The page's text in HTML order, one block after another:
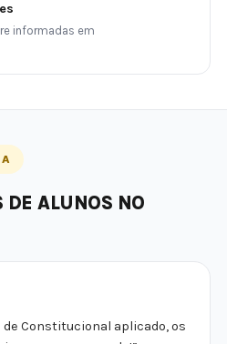
informadas em
DE ALUNOS NO
de Constitucional aplicado, os